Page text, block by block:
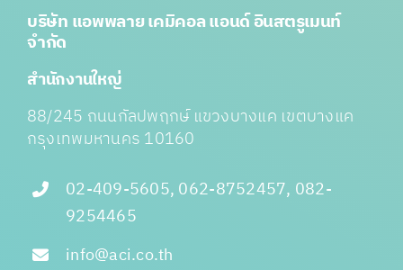
บริษัท แอพพลาย เคมิคอล แอนด์ อินสตรูเมนท์
จำกัด
สำนักงานใหญ่
88/245 ถนนกัลปพฤกษ์ แขวงบางแค เขตบางแค
กรุงเทพมหานคร 10160
02-409-5605, 062-8752457, 082-
9254465
info@aci.co.th